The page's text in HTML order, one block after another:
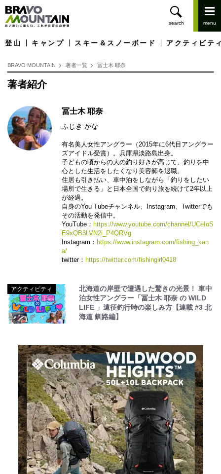
登山 キャンプ スキー＆スノーボード アクティビテ
BRAVO MOUNTAIN 著者一覧 冨士木 耶奈
著者紹介
冨士木 耶奈
ふじき かな
有名美人女性アングラー（2015年に6代目アングラー
ズアイドル受賞）。兵庫県淡路島出身。
子どもの頃からの大の釣り好きが高じて、釣りを中
心とした生活をしたくなり美容師を退職。
住居も引き払い、車中泊をしながら「釣りをしたい
場所で生きる」と日本全国で釣り旅を続けて2年以上
が経過。
自身のYou Tubeチャンネル、Instagram、Twitterでも
その活動を発信中。
YouTube： https://www.youtube.com/channel/UCeIoS
E9xQB3LVN2i_P4QRVg
Instagram： https://www.instagram.com/fishing_kan
a/
twitter： https://twitter.com/fishingirl0418
アクティビティ
北海道の岸壁で遭遇した驚きの光景！ 車中
泊女性アングラー「冨士木 耶奈 の WILD
LIFE 」遠征釣行時の楽しみ方【連載 #3 北
海道 釧路編】